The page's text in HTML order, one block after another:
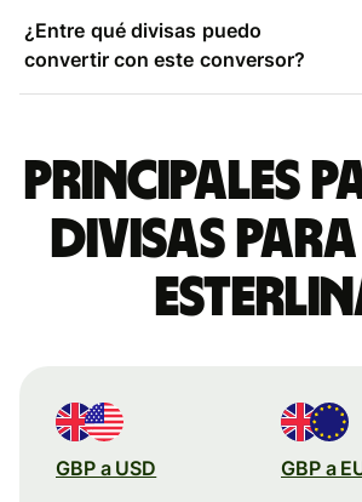
¿Entre qué divisas puedo
convertir con este conversor?
Principales
divisas
GBP a USD GBP a